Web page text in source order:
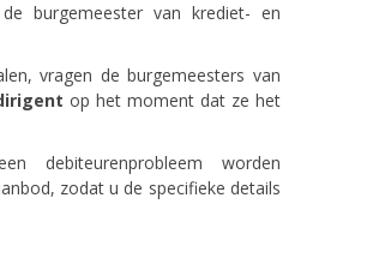
burgemeester van krediet- en
vragen de burgemeesters van
op het moment dat ze het
debiteurenprobleem worden
zodat u de specifieke details